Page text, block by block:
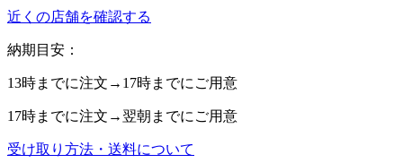
近くの店舗を確認する
納期目安：
13時までに注文→ 17時までにご用意
17時までに注文→ 翌朝 までにご用意
受け取り方法・送料について